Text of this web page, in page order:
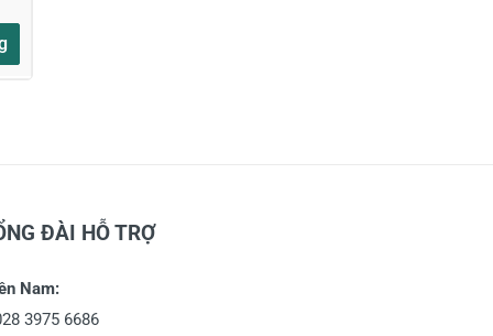
ĐÀI HỖ TRỢ
Nam:
3975 6686